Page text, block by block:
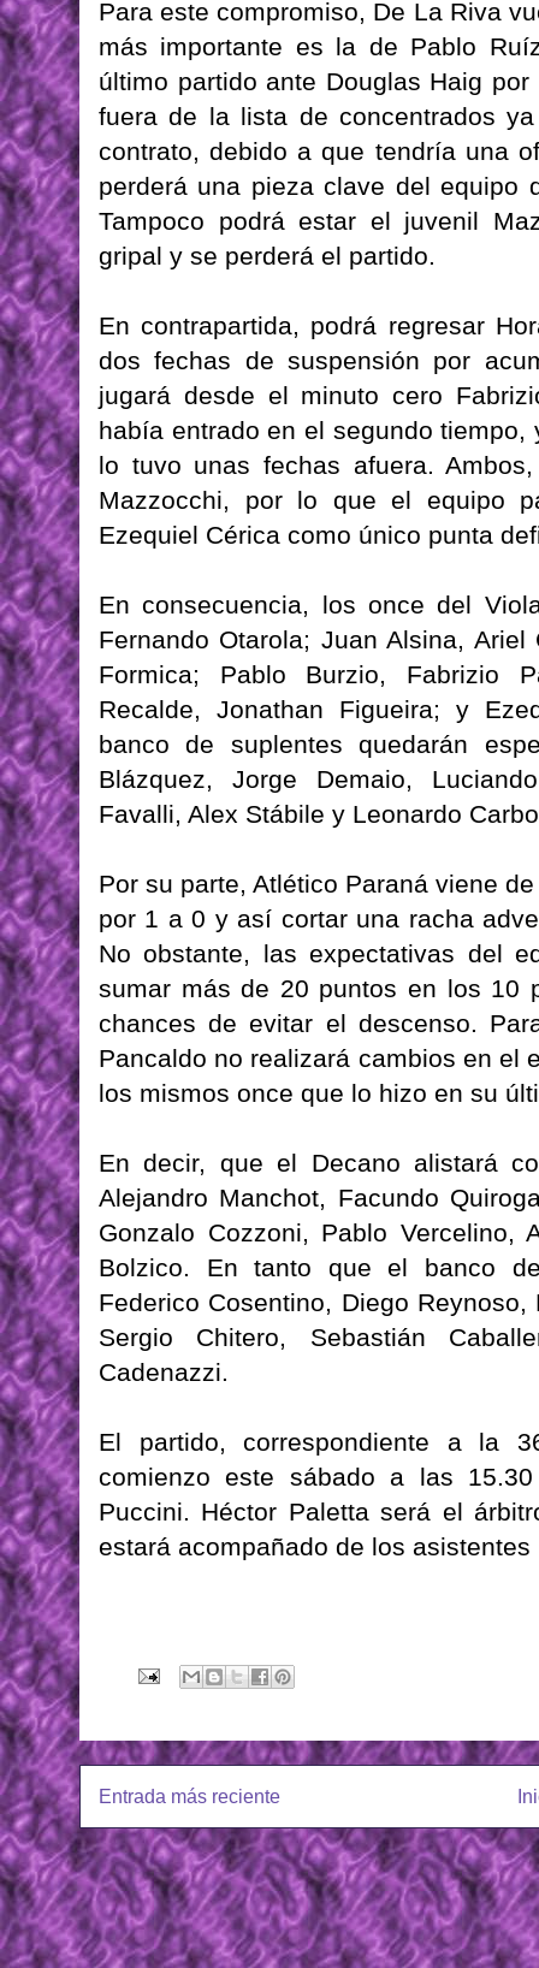
Para este compromiso, De La Riva
más importante es la de Pablo
último partido ante Douglas Haig
fuera de la lista de concentrados
contrato, debido a que tendría una
perderá una pieza clave del equipo
Tampoco podrá estar el juvenil
gripal y se perderá el partido.
En contrapartida, podrá regresar
dos fechas de suspensión por
jugará desde el minuto cero
había entrado en el segundo
lo tuvo unas fechas afuera.
Mazzocchi, por lo que el equipo
Ezequiel Cérica como único punta
En consecuencia, los once del
Fernando Otarola; Juan Alsina,
Formica; Pablo Burzio, Fabrizio
Recalde, Jonathan Figueira; y
banco de suplentes quedarán
Blázquez, Jorge Demaio,
Favalli, Alex Stábile y Leonardo
Por su parte, Atlético Paraná viene
por 1 a 0 y así cortar una racha
No obstante, las expectativas del
sumar más de 20 puntos en los 10
chances de evitar el descenso.
Pancaldo no realizará cambios en el
los mismos once que lo hizo en su
En decir, que el Decano alistará
Alejandro Manchot, Facundo
Gonzalo Cozzoni, Pablo Vercelino,
Bolzico. En tanto que el banco
Federico Cosentino, Diego
Sergio Chitero, Sebastián
Cadenazzi.
El partido, correspondiente a la
comienzo este sábado a las
Puccini. Héctor Paletta será el
estará acompañado de los
Entrada más reciente